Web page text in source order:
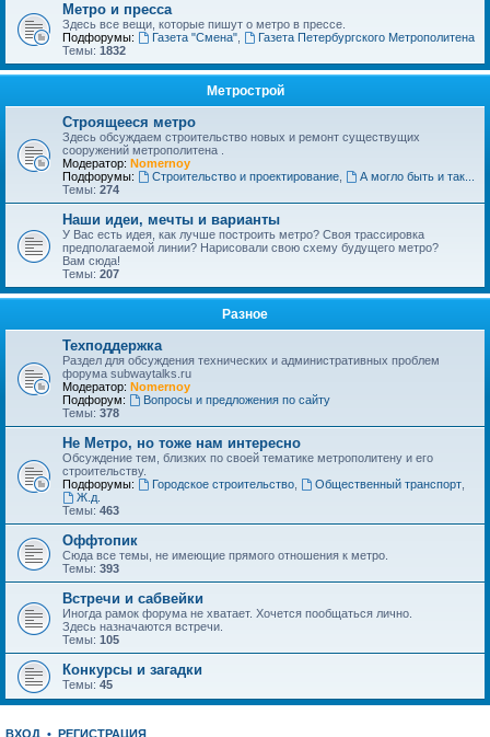
Метро и пресса
Здесь все вещи, которые пишут о метро в прессе.
Подфорумы:
Газета "Смена",
Газета Петербургского Метрополитена
Темы: 1832
Метрострой
Строящееся метро
Здесь обсуждаем строительство новых и ремонт существущих
сооружений метрополитена .
Модератор: Nomernoy
Подфорумы:
Строительство и проектирование,
А могло быть и так...
Темы: 274
Наши идеи, мечты и варианты
У Вас есть идея, как лучше построить метро? Своя трассировка
предполагаемой линии? Нарисовали свою схему будущего метро?
Вам сюда!
Темы: 207
Разное
Техподдержка
Раздел для обсуждения технических и административных проблем
форума subwaytalks.ru
Модератор: Nomernoy
Подфорум:
Вопросы и предложения по сайту
Темы: 378
Не Метро, но тоже нам интересно
Обсуждение тем, близких по своей тематике метрополитену и его
строительству.
Подфорумы:
Городское строительство, Общественный транспорт,
Ж.д.
Темы: 463
Оффтопик
Сюда все темы, не имеющие прямого отношения к метро.
Темы: 393
Встречи и сабвейки
Иногда рамок форума не хватает. Хочется пообщаться лично.
Здесь назначаются встречи.
Темы: 105
Конкурсы и загадки
Темы: 45
ВХОД • РЕГИСТРАЦИЯ